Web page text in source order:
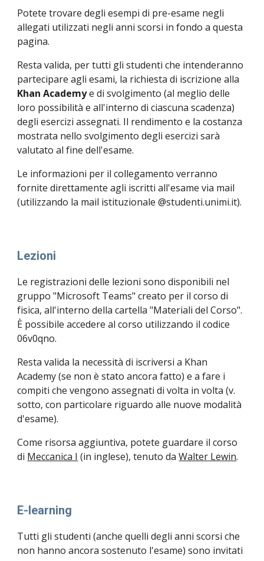
Potete trovare degli esempi di pre-esame negli
allegati utilizzati negli anni scorsi in fondo a questa
pagina.
Resta valida, per tutti gli studenti che intenderanno
Khan Academy e di svolgimento (al meglio delle
loro possibilità e all'interno di ciascuna scadenza)
degli esercizi assegnati. Il rendimento e la costanza
mostrata nello svolgimento degli esercizi sarà
valutato al fine dell'esame.
Le informazioni per il collegamento verranno
fornite direttamente agli iscritti all'esame via mail
(utilizzando la mail istituzionale @studenti.unimi.it).
Lezioni
Le registrazioni delle lezioni sono disponibili nel
gruppo "Microsoft Teams" creato per il corso di
fisica, all'interno della cartella "Materiali del Corso".
È possibile accedere al corso utilizzando il codice
06v0qno.
Resta valida la necessità di iscriversi a Khan
Academy (se non è stato ancora fatto) e a fare i
compiti che vengono assegnati di volta in volta (v.
sotto, con particolare riguardo alle nuove modalità
d'esame).
Come risorsa aggiuntiva, potete guardare il corso
di Meccanica I (in inglese), tenuto da Walter Lewin.
E-learning
Tutti gli studenti (anche quelli degli anni scorsi che
non hanno ancora sostenuto l'esame) sono invitati